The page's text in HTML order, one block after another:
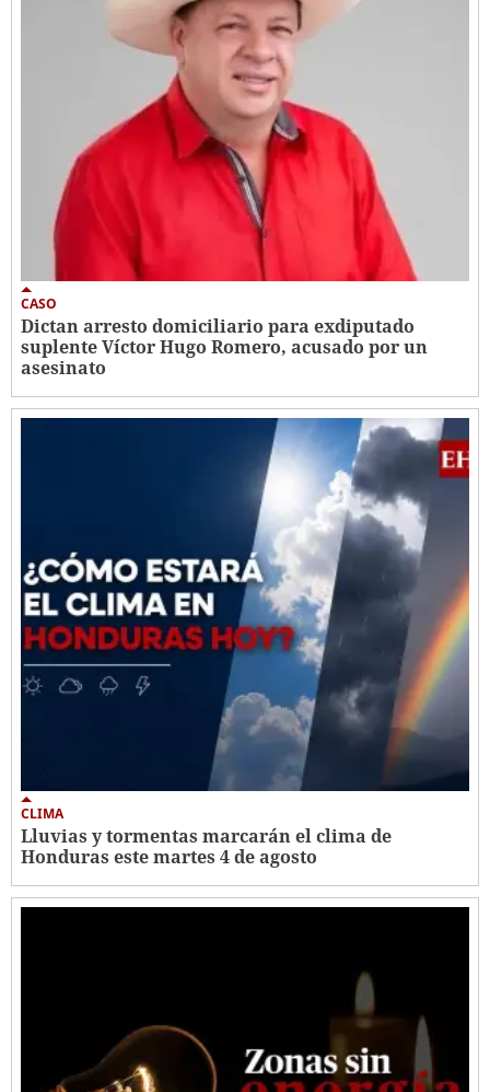
CASO
Dictan arresto domiciliario para exdiputado
suplente Víctor Hugo Romero, acusado por un
asesinato
CLIMA
Lluvias y tormentas marcarán el clima de
Honduras este martes 4 de agosto